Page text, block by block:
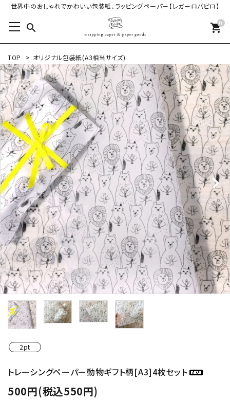
世界中のおしゃれでかわいい包装紙、ラッピングペーパー【レガーロパピロ】
search 0
shopping_cart
TOP > オリジナル包装紙(A3相当サイズ)
2pt
トレーシングペーパー動物ギフト柄[A3]4枚セット
500円(税込550円)